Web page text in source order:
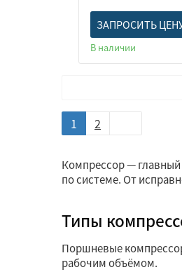
ЗАПРОСИТЬ
В наличии
1 2
Компрессор —
по системе. От
Типы
Поршневые
рабочим объёмом.